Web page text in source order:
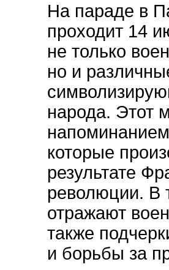
На параде в
проходит 14
не только
но и
народа. Этот
которые
результате
революции. В
отражают
также
и борьбы за